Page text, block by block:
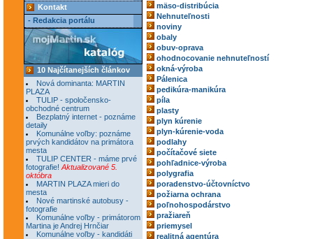
Kontakt
- Redakcia portálu
10 Najčítanejších článkov
Nová dominanta: MARTIN
PLAZA
TULIP - spoločensko-
obchodné centrum
Bezplatný internet - poznáme
detaily
Komunálne voľby: poznáme
prvých kandidátov na primátora
mesta
TULIP CENTER - máme prvé
fotografie! Aktualizované 5.
októbra
MARTIN PLAZA mieri do
mesta
Nové martinské autobusy -
fotografie
Komunálne voľby - primátorom
Martina je Andrej Hrnčiar
Komunálne voľby - kandidáti
mäso-distribúcia
Nehnuteľnosti
noviny
obaly
obuv-oprava
ohodnocovanie nehnuteľností
okná-výroba
Pálenica
pedikúra-manikúra
píla
plasty
plyn kúrenie
plyn-kúrenie-voda
podlahy
počítačové siete
pohľadnice-výroba
polygrafia
poradenstvo-účtovníctvo
požiarna ochrana
poľnohospodárstvo
pražiareň
priemysel
realitná agentúra